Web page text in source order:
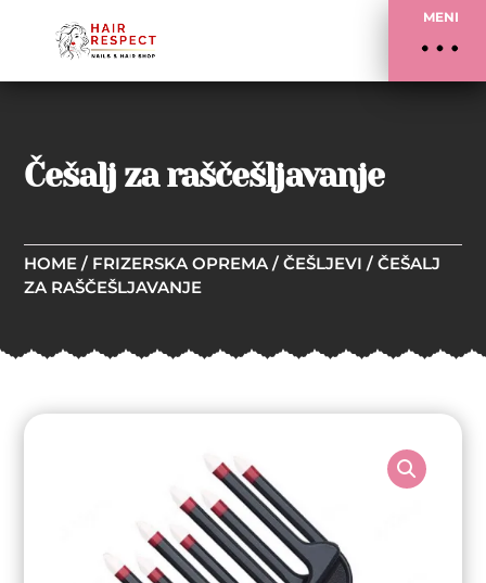
MENI
Češalj za raščešljavanje
HOME / FRIZERSKA OPREMA /ČEŠLJEVI / ČEŠALJ
ZA RAŠČEŠLJAVANJE